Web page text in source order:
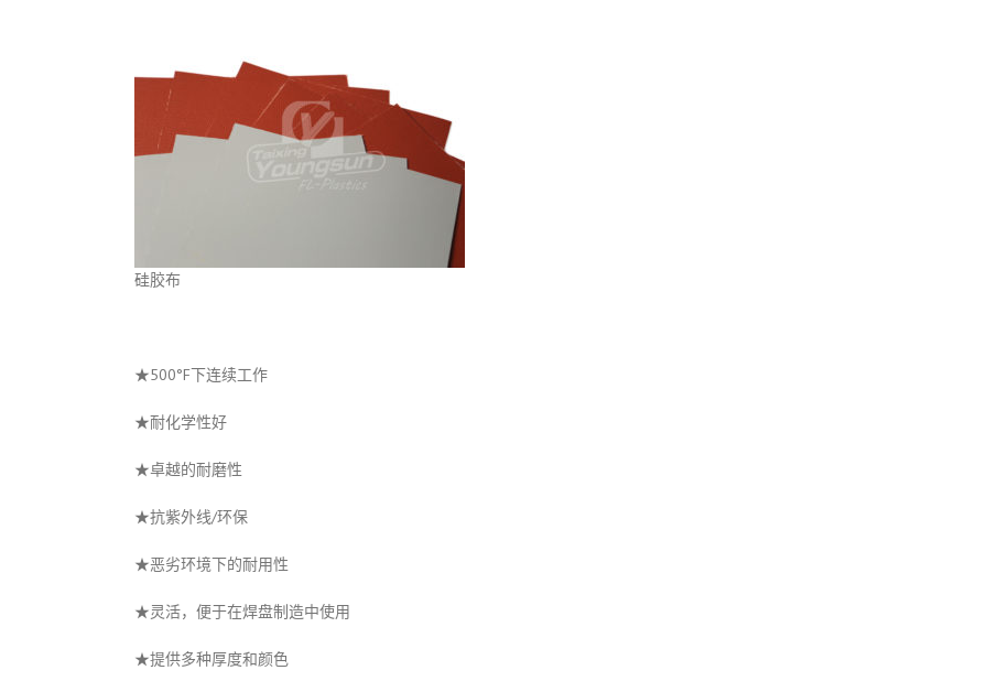
硅胶布
★500°F下连续工作
★耐化学性好
★卓越的耐磨性
★抗紫外线/环保
★恶劣环境下的耐用性
★灵活，便于在焊盘制造中使用
★提供多种厚度和颜色